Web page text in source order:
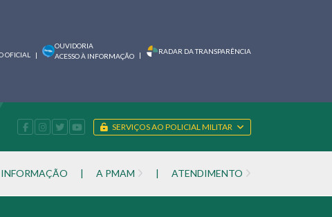
OFICIAL |
OUVIDORIA
ACESSO À INFORMAÇÃO
| RADAR DA TRANSPARÊNCIA
SERVIÇOS AO POLICIAL MILITAR
| A PMAM | ATENDIMENTO